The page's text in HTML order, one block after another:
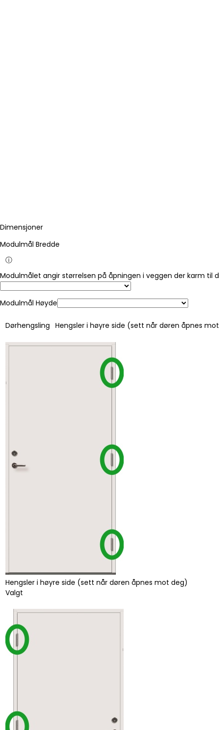
Dimensjoner
Modulmål Bredde
ⓘ
Modulmålet angir størrelsen på åpningen i veggen der karm til
Modulmål Høyde
Dørhengsling Hengsler i høyre side (sett når døren åpnes
Hengsler i høyre side (sett når døren åpnes mot deg)
Valgt